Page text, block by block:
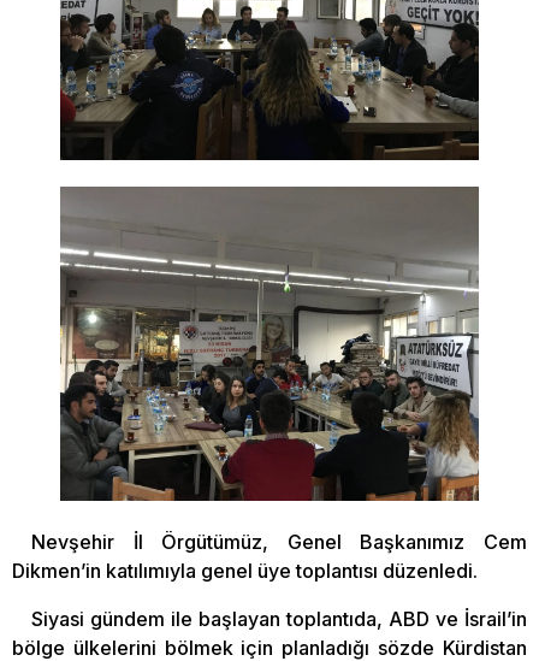
Nevşehir İl Örgütümüz, Genel Başkanımız Cem
Dikmen’in katılımıyla genel üye toplantısı düzenledi.
Siyasi gündem ile başlayan toplantıda, ABD ve İsrail’in
bölge ülkelerini bölmek için planladığı sözde Kürdistan